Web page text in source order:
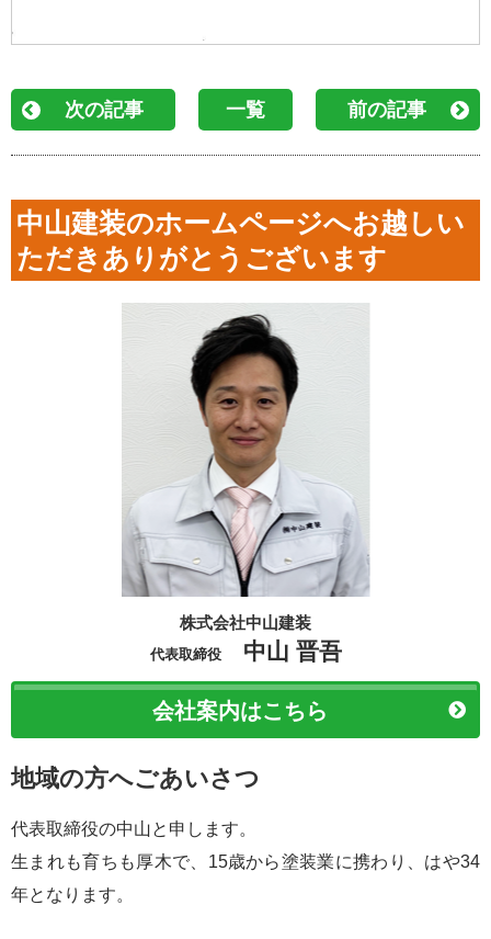
次の記事 一覧 前の記事
中山建装のホームページへお越しい
ただきありがとうございます
株式会社中山建装
代表取締役 中山 晋吾
会社案内はこちら
地域の方へごあいさつ
代表取締役の中山と申します。
生まれも育ちも厚木で、15歳から塗装業に携わり、はや34
年となります。